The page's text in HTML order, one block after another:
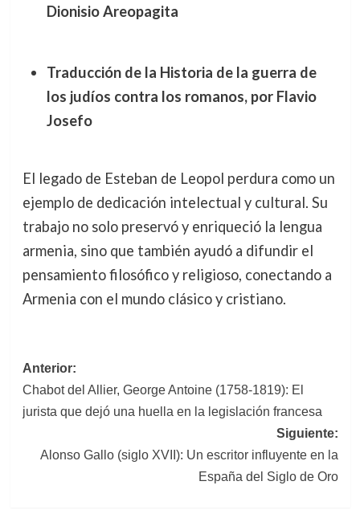
Dionisio Areopagita
Traducción de la Historia de la guerra de
los judíos contra los romanos, por Flavio
Josefo
El legado de Esteban de Leopol perdura como un
ejemplo de dedicación intelectual y cultural. Su
trabajo no solo preservó y enriqueció la lengua
armenia, sino que también ayudó a difundir el
pensamiento filosófico y religioso, conectando a
Armenia con el mundo clásico y cristiano.
Navegación
de
entradas
Anterior:
Chabot del Allier, George Antoine (1758-1819): El
jurista que dejó una huella en la legislación francesa
Siguiente:
Alonso Gallo (siglo XVII): Un escritor influyente en la
España del Siglo de Oro